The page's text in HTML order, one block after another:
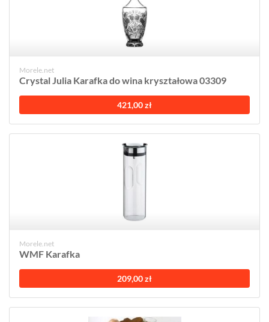
Morele.net
Crystal Julia Karafka do wina kryształowa 03309
421,00 zł
Morele.net
WMF Karafka
209,00 zł